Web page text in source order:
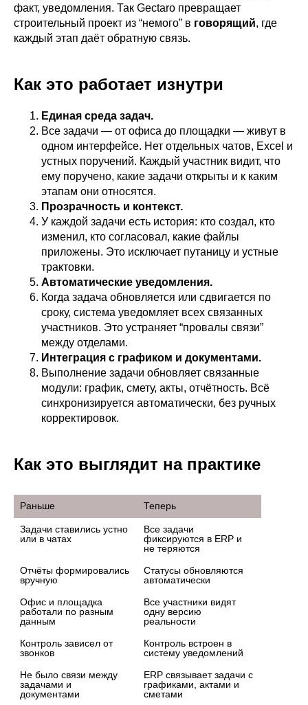
факт, уведомления. Так Gectaro превращает
строительный проект из “немого” в говорящий, где
каждый этап даёт обратную связь.
Как это работает изнутри
Единая среда задач.
Все задачи — от офиса до площадки — живут в
одном интерфейсе. Нет отдельных чатов, Excel и
устных поручений. Каждый участник видит, что
ему поручено, какие задачи открыты и к каким
этапам они относятся.
Прозрачность и контекст.
У каждой задачи есть история: кто создал, кто
изменил, кто согласовал, какие файлы
приложены. Это исключает путаницу и устные
трактовки.
Автоматические уведомления.
Когда задача обновляется или сдвигается по
сроку, система уведомляет всех связанных
участников. Это устраняет “провалы связи”
между отделами.
Интеграция с графиком и документами.
Выполнение задачи обновляет связанные
модули: график, смету, акты, отчётность. Всё
синхронизируется автоматически, без ручных
корректировок.
Как это выглядит на практике
Раньше Теперь
Задачи ставились устно
или в чатах
Все задачи
фиксируются в ERP и
не теряются
Отчёты формировались
вручную
Статусы обновляются
автоматически
Офис и площадка
работали по разным
данным
Все участники видят
одну версию
реальности
Контроль зависел от
звонков
Контроль встроен в
систему уведомлений
Не было связи между
задачами и
документами
ERP связывает задачи с
графиками, актами и
сметами